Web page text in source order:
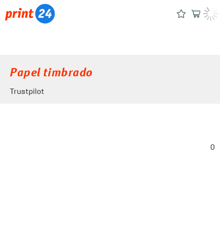
Papel timbrado
Trustpilot
0